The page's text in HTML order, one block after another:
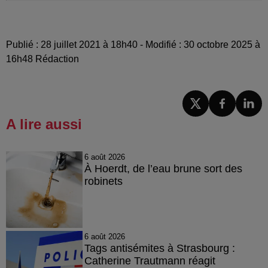
Publié : 28 juillet 2021 à 18h40 - Modifié : 30 octobre 2025 à
16h48 Rédaction
A lire aussi
6 août 2026
À Hoerdt, de l’eau brune sort des
robinets
6 août 2026
Tags antisémites à Strasbourg :
Catherine Trautmann réagit